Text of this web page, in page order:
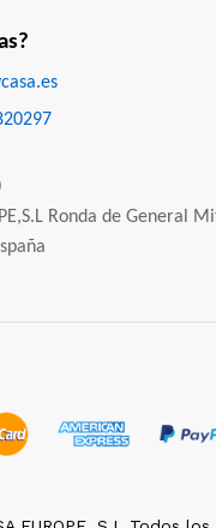
Ronda de General